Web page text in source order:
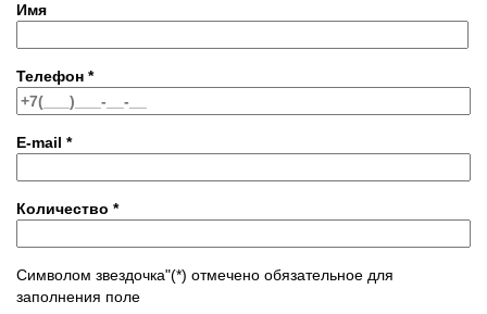
Имя
Телефон *
E-mail *
Количество *
Символом звездочка"(*) отмечено обязательное для
заполнения поле